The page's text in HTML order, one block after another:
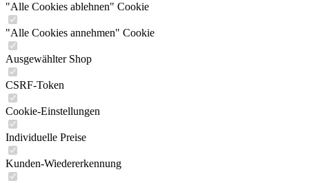
"Alle Cookies ablehnen" Cookie
"Alle Cookies annehmen" Cookie
Ausgewählter Shop
CSRF-Token
Cookie-Einstellungen
Individuelle Preise
Kunden-Wiedererkennung